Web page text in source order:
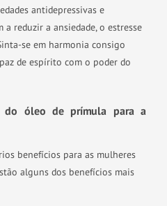
antidepressivas e
reduzir a ansiedade, o estresse
se em harmonia consigo
de espírito com o poder do
do óleo de prímula para a
benefícios para as mulheres
alguns dos benefícios mais